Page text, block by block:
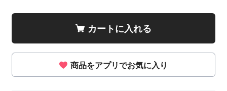
カートに入れる
商品をアプリでお気に入り